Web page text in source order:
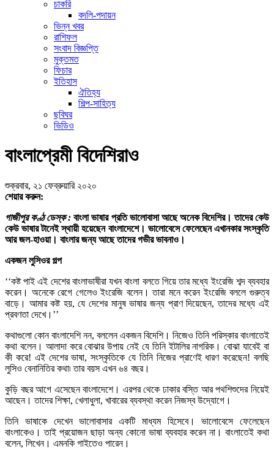
চাকরি
বদলি-পদায়ন
ভিন্ন খবর
রাশিফল
সংবাদ বিজ্ঞপ্তি
মুক্তমত
ফিচার
ইতিহাস
ঐতিহ্য
শিল্প-সাহিত্য
ছবিঘর
ভিডিও
বাংলাপ্রেমী বিদেশিরাও
শুক্রবার, ২১ ফেব্রুয়ারি ২০২০
শেয়ার করুন:
গাজীপুর কণ্ঠ ডেস্ক : বাংলা ভাষার প্রতি ভালোবাসা আছে অনেক বিদেশির। তাদের কেউ
কেউ ভাষার টানেই স্থায়ী হয়েছেন বাংলাদেশে। ভালোবেসে ফেলেছেন এখানকার সংস্কৃতি
আর জল-হাওয়া। বাংলার জন্য আছে তাদের গভীর ভাবনাও।
একজন লুসিওর গল্প
‘‘কষ্ট পাই এই দেশের বাংলাভাষীরা যখন বাংলা বলতে গিয়ে তার মধ্যে ইংরেজি শব্দ ব্যবহার
করেন। অনেকে রেগে গেলেও ইংরেজি বলেন। তারা মনে করেন ইংরেজি বললে গুরুত্ব
বাড়ে। আমার কষ্ট হয়, যে দেশের মানুষ ভাষার জন্য প্রাণ দিয়েছেন, তাদের মধ্যে এই
প্রবণতা দেখে।’’
কথাগুলো কোন বাংলাদেশি নন, বললেন একজন বিদেশি। নিজেও তিনি পরিস্কার বাংলাতেই
কথা বলেন। আলাদা করে বোঝার উপায় নেই যে তিনি ইটালির নাগরিক। বোঝা যাবেই বা
কী করে! এই দেশের ভাষা, সংস্কৃতিকে যে তিনি নিজের প্রাণেই ধারণ করেছেন! বলছি
লুসিও বেনানিতির কথা৷ তার বয়স এখন ৬৪ বছর।
কুড়ি বছর আগে এসেছেন বাংলাদেশে। এরপর থেকে ঢাকার বস্তি আর পথশিশুদের নিয়েই
আছেন। তাদের শিক্ষা, খেলাধুলা, খাবারের ব্যবস্থা করেন নিজস্ব উদ্যোগে।
তিনি ভাষাকে দেখেন ভালোবাসার একটি মাধ্যম হিসেবে। ভালোবেসে ফেলেছেন
বাংলাকেও। তাই প্রয়োজন ছাড়া অন্য কোনো ভাষা ব্যবহার করেন না। বাংলাতেই কথা
বলেন, লিখেন। এমনকি গাইতেও পারেন।